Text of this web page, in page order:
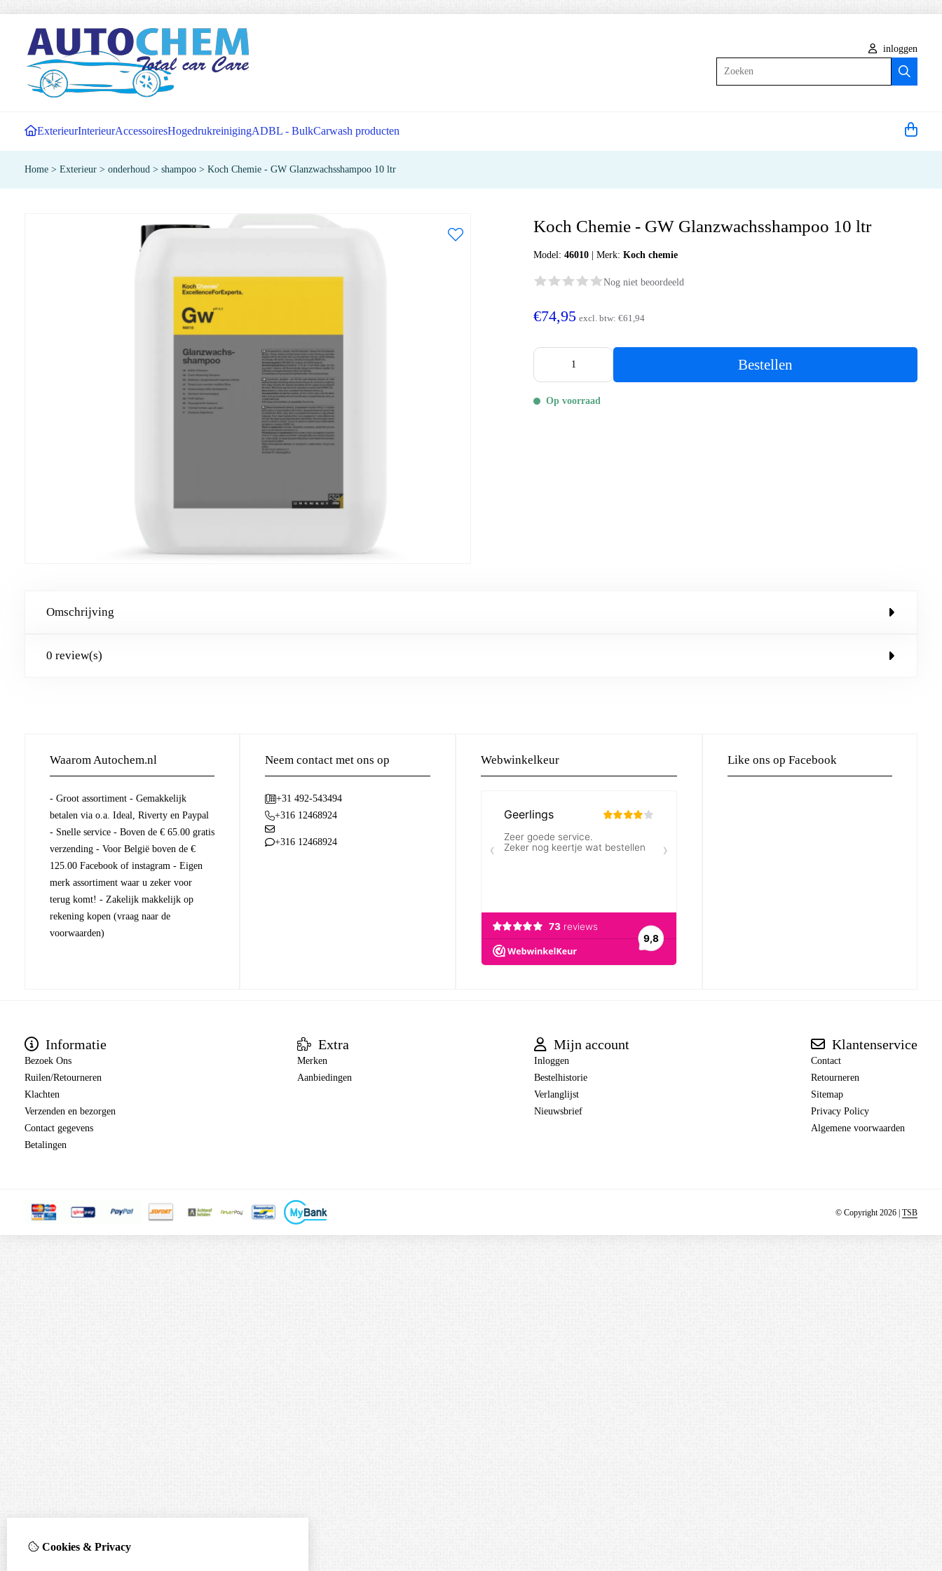
inloggen
ExterieurInterieurAccessoiresHogedrukreinigingADBL - BulkCarwash producten
Home > Exterieur > onderhoud > shampoo > Koch Chemie - GW Glanzwachsshampoo 10 ltr
Koch Chemie - GW Glanzwachsshampoo 10 ltr
Model:46010 |Merk:Koch chemie
Nog niet beoordeeld
€74,95 excl. btw:€61,94
Bestellen
Op voorraad
Omschrijving
0 review(s)
Waarom Autochem.nl
- Groot assortiment - Gemakkelijk
betalen via o.a. Ideal, Riverty en Paypal
- Snelle service - Boven de € 65.00 gratis
verzending - Voor België boven de €
125.00 Facebook of instagram - Eigen
merk assortiment waar u zeker voor
terug komt! - Zakelijk makkelijk op
rekening kopen (vraag naar de
voorwaarden)
Neem contact met ons op
+31 492-543494
+316 12468924
+316 12468924
Webwinkelkeur Like ons op Facebook
Informatie
Bezoek Ons
Ruilen/Retourneren
Klachten
Verzenden en bezorgen
Contact gegevens
Betalingen
Extra
Merken
Aanbiedingen
Mijn account
Inloggen
Bestelhistorie
Verlanglijst
Nieuwsbrief
Klantenservice
Contact
Retourneren
Sitemap
Privacy Policy
Algemene voorwaarden
© Copyright 2026 | TSB
Cookies & Privacy